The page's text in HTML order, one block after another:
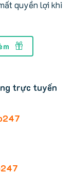
quyền lợi khi
trực tuyến